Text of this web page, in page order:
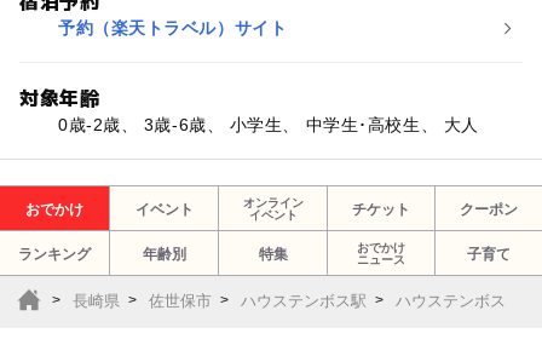
予約（楽天トラベル）サイト
対象年齢
0歳-2歳、 3歳-6歳、 小学生、 中学生･高校生、 大人
おでかけ イベント
オンライン
イベント
チケット クーポン
ランキング 年齢別 特集
おでかけ
ニュース
子育て
長崎県 佐世保市 ハウステンボス駅 ハウステンボス